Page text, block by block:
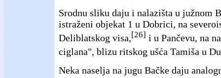
Srodnu sliku daju i nalazišta u južnom
istraženi objekat 1 u Dobrici, na
Deliblatskog visa,[26] i u Pančevu, na
ciglana", blizu ritskog ušća Tamiša u
Neka naselja na jugu Bačke daju